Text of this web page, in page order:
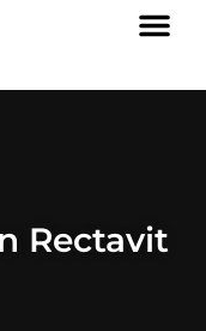
Rectavit